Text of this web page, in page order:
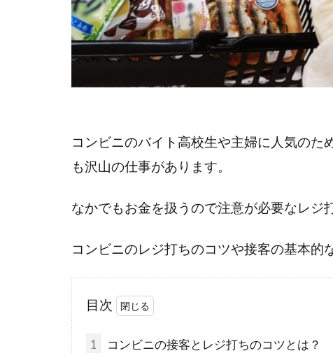
コンビニのバイト高校生や主婦に人気の
も沢山の仕事があります。
なかでもお金を扱うので注意が必要なレジ
コンビニのレジ打ちのコツや接客の基本的
目次
1 コンビニの接客とレジ打ちのコツとは？